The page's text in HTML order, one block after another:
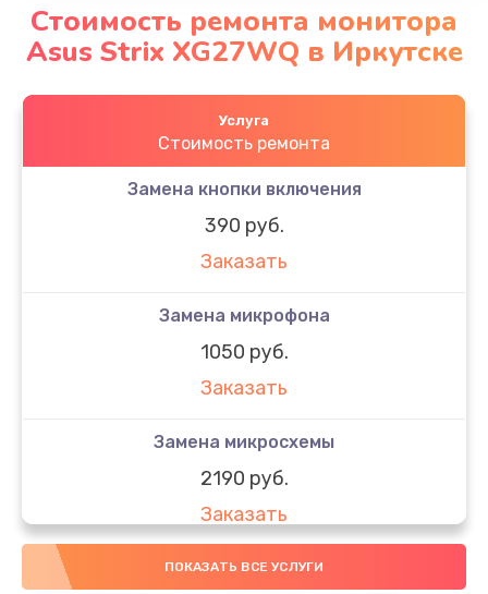
Стоимость ремонта монитора
Asus Strix XG27WQ в Иркутске
Услуга
Стоимость ремонта
Замена кнопки включения
390 руб.
Заказать
Замена микрофона
1050 руб.
Заказать
Замена микросхемы
2190 руб.
Заказать
Замена передней камеры
ПОКАЗАТЬ ВСЕ УСЛУГИ